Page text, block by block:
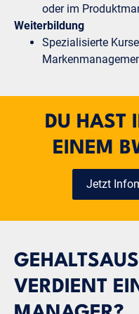
oder im
Weiterbildung
Spezialisierte
DU HAST
EINEM
Jetzt
VERDIENT